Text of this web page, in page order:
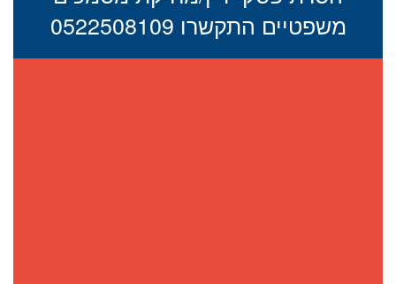
משפטיים התקשרו 0522508109